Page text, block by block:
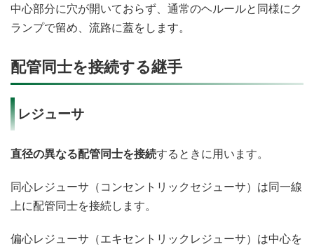
中心部分に穴が開いておらず、通常のヘルールと同様にク
ランプで留め、流路に蓋をします。
配管同士を接続する継手
レジューサ
直径の異なる配管同士を接続するときに用います。
同心レジューサ（コンセントリックセジューサ）は同一線
上に配管同士を接続します。
偏心レジューサ（エキセントリックレジューサ）は中心を